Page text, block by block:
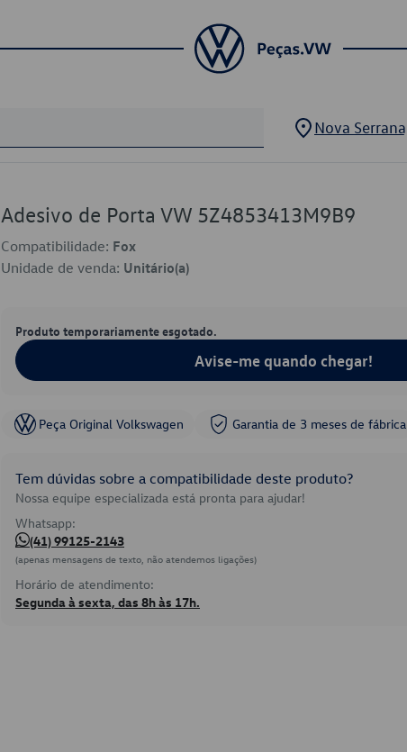
Nova Serrana
Adesivo de Porta VW 5Z4853413M9B9
Compatibilidade: Fox
Unidade de venda: Unitário(a)
Produto temporariamente esgotado.
Avise-me quando chegar!
Peça Original Volkswagen Garantia de 3 meses de fábrica
Tem dúvidas sobre a compatibilidade deste produto?
Nossa equipe especializada está pronta para ajudar!
Whatsapp:
(41) 99125-2143
(apenas mensagens de texto, não atendemos ligações)
Horário de atendimento:
Segunda à sexta, das 8h às 17h.